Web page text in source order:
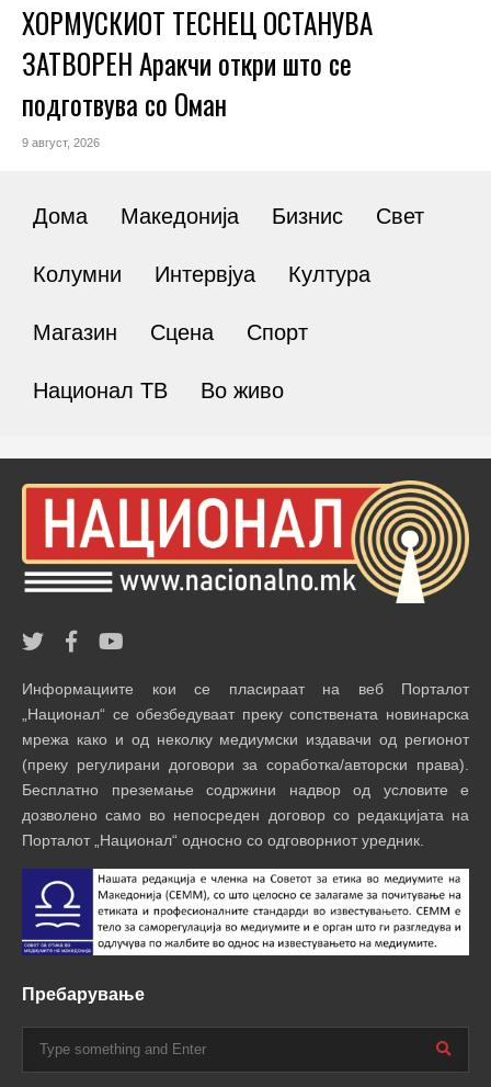
ХОРМУСКИОТ ТЕСНЕЦ ОСТАНУВА
ЗАТВОРЕН Аракчи откри што се
подготвува со Оман
9 август, 2026
Дома Македонија Бизнис Свет
Колумни Интервјуа Култура
Магазин Сцена Спорт
Национал ТВ Во живо
Информациите кои се пласираат на веб Порталот
„Национал“ се обезбедуваат преку сопствената новинарска
мрежа како и од неколку медиумски издавачи од регионот
(преку регулирани договори за соработка/авторски права).
Бесплатно преземање содржини надвор од условите е
дозволено само во непосреден договор со редакцијата на
Порталот „Национал“ односно со одговорниот уредник.
Пребарување